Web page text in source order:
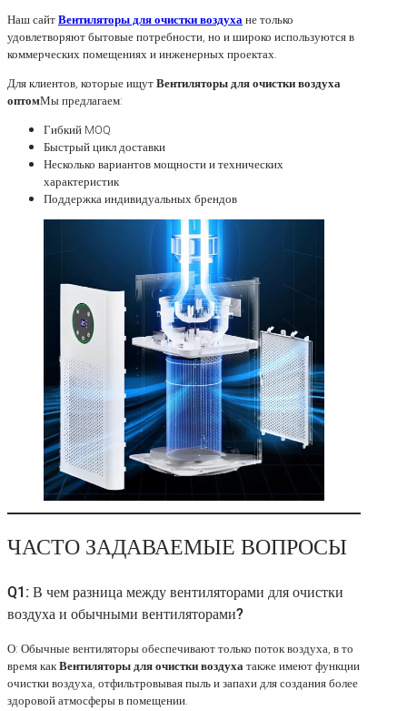
Наш сайтВентиляторы для очистки воздухане только
удовлетворяют бытовые потребности, но и широко используются в
коммерческих помещениях и инженерных проектах.
Для клиентов, которые ищутВентиляторы для очистки воздуха
оптомМы предлагаем:
Гибкий MOQ
Быстрый цикл доставки
Несколько вариантов мощности и технических
характеристик
Поддержка индивидуальных брендов
ЧАСТО ЗАДАВАЕМЫЕ ВОПРОСЫ
Q1: В чем разница между вентиляторами для очистки
воздуха и обычными вентиляторами?
О: Обычные вентиляторы обеспечивают только поток воздуха, в то
время какВентиляторы для очистки воздухатакже имеют функции
очистки воздуха, отфильтровывая пыль и запахи для создания более
здоровой атмосферы в помещении.